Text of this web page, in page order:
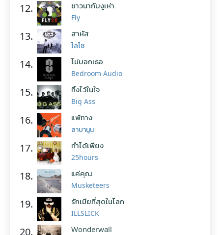
12. ชาวนากับงูเห่า
Fly
13. สาหัส
โลโซ
14. ไม่บอกเธอ
Bedroom Audio
15. ทิ้งไว้ในใจ
Big Ass
16. แพ้ทาง
ลาบานูน
17. ทำได้เพียง
25hours
18. แค่คุณ
Musketeers
19. รักเมียที่สุดในโลก
ILLSLICK
20. Wonderwall